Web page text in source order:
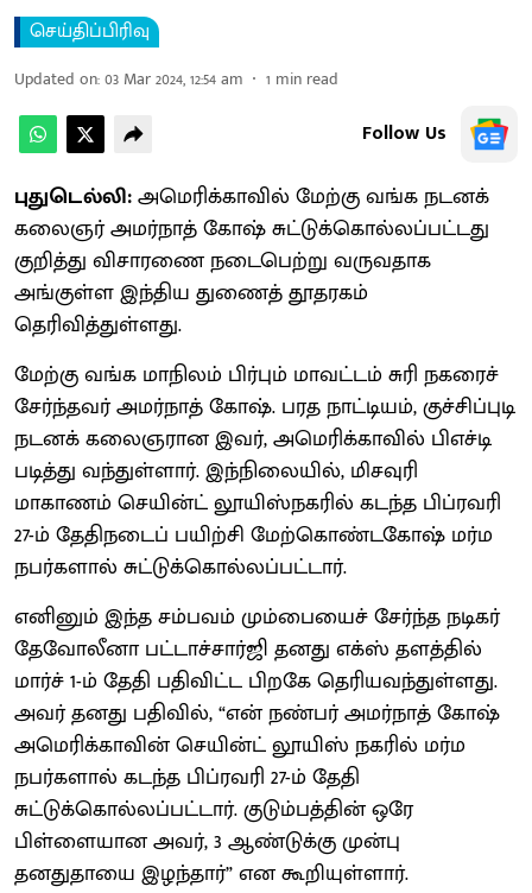
செய்திப்பிரிவு
Updated on:03 Mar 2024, 12:54 am 1 min read
Follow Us
புதுடெல்லி:அமெரிக்காவில் மேற்கு வங்க நடனக்
கலைஞர் அமர்நாத் கோஷ் சுட்டுக்கொல்லப்பட்டது
குறித்து விசாரணை நடைபெற்று வருவதாக
அங்குள்ள இந்திய துணைத் தூதரகம்
தெரிவித்துள்ளது.
மேற்கு வங்க மாநிலம் பிர்பும் மாவட்டம் சுரி நகரைச்
சேர்ந்தவர் அமர்நாத் கோஷ். பரத நாட்டியம், குச்சிப்புடி
நடனக் கலைஞரான இவர், அமெரிக்காவில் பிஎச்டி
படித்து வந்துள்ளார். இந்நிலையில், மிசவுரி
மாகாணம் செயின்ட் லூயிஸ்நகரில் கடந்த பிப்ரவரி
27-ம் தேதிநடைப் பயிற்சி மேற்கொண்டகோஷ் மர்ம
நபர்களால் சுட்டுக்கொல்லப்பட்டார்.
எனினும் இந்த சம்பவம் மும்பையைச் சேர்ந்த நடிகர்
தேவோலீனா பட்டாச்சார்ஜி தனது எக்ஸ் தளத்தில்
மார்ச் 1-ம் தேதி பதிவிட்ட பிறகே தெரியவந்துள்ளது.
அவர் தனது பதிவில், “என் நண்பர் அமர்நாத் கோஷ்
அமெரிக்காவின் செயின்ட் லூயிஸ் நகரில் மர்ம
நபர்களால் கடந்த பிப்ரவரி 27-ம் தேதி
சுட்டுக்கொல்லப்பட்டார். குடும்பத்தின் ஒரே
பிள்ளையான அவர், 3 ஆண்டுக்கு முன்பு
தனதுதாயை இழந்தார்” என கூறியுள்ளார்.